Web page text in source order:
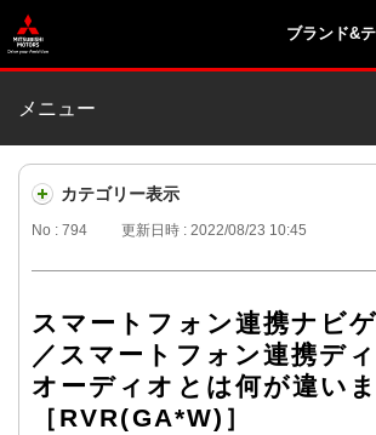
ブランド&
メニュー
カテゴリー表示
No : 794 更新日時 : 2022/08/23 10:45
スマートフォン連携ナビ
／スマートフォン連携デ
オーディオとは何が違い
［RVR(GA*W)］